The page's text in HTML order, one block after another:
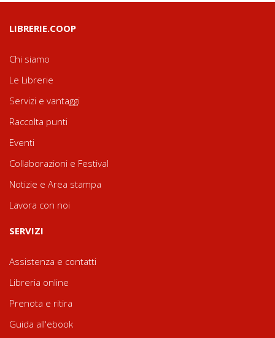
LIBRERIE.COOP
Chi siamo
Le Librerie
Servizi e vantaggi
Raccolta punti
Eventi
Collaborazioni e Festival
Notizie e Area stampa
Lavora con noi
SERVIZI
Assistenza e contatti
Libreria online
Prenota e ritira
Guida all'ebook